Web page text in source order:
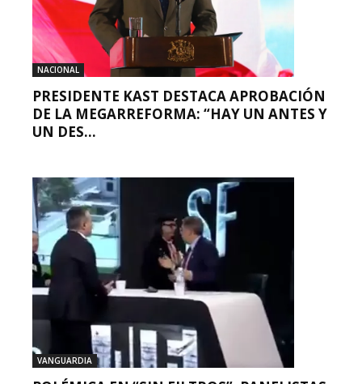
NACIONAL
PRESIDENTE KAST DESTACA APROBACIÓN
DE LA MEGARREFORMA: “HAY UN ANTES Y
UN DES...
VANGUARDIA